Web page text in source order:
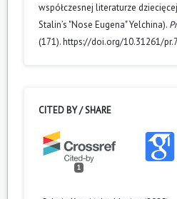
współczesnej literaturze
Stalin’s "Nose Eugena" Yelchina).
(171). https://doi.org/10.31261/
CITED BY / SHARE
1